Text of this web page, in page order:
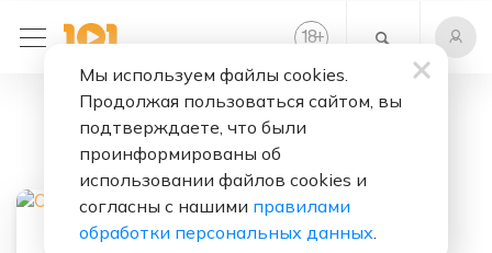
18+
Human
Мы используем файлы cookies.
Продолжая пользоваться сайтом, вы
подтверждаете, что были
проинформированы об
использовании файлов cookies и
согласны с нашими правилами
обработки персональных данных.